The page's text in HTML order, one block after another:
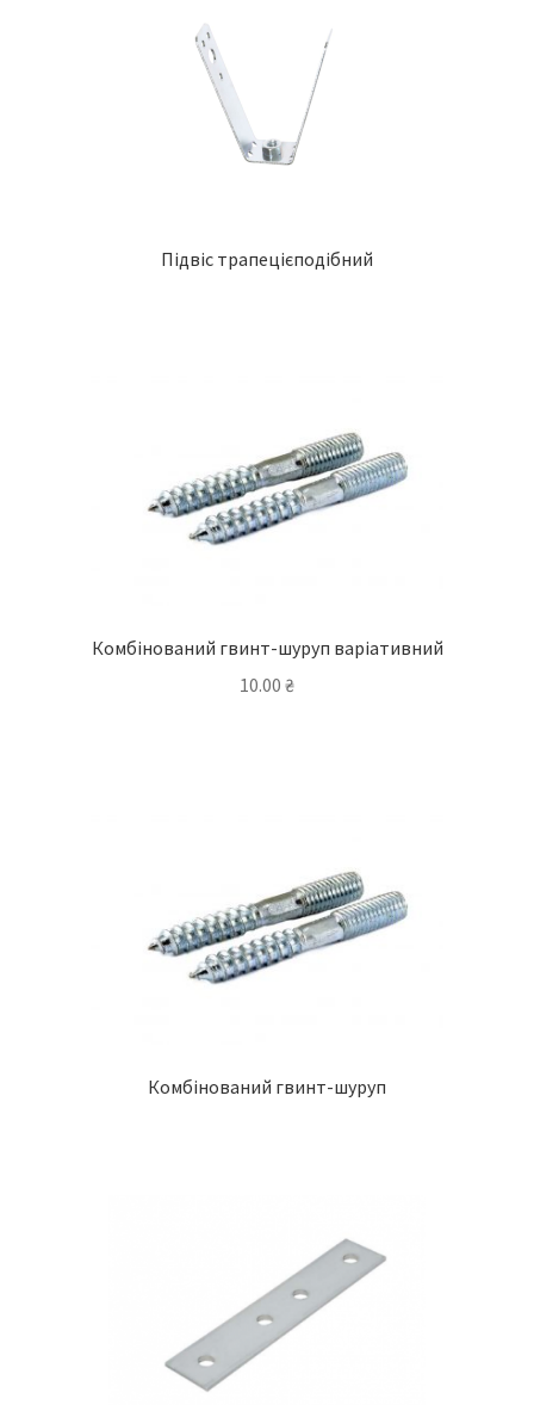
Підвіс трапецієподібний
Комбінований гвинт-шуруп варіативний
10.00 ₴
Комбінований гвинт-шуруп